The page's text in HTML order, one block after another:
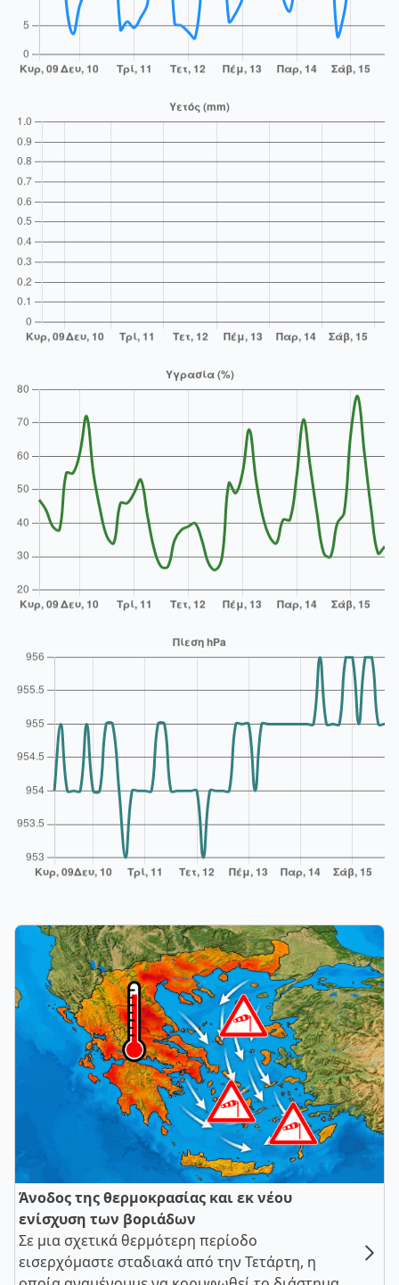
Άνοδος της θερμοκρασίας και εκ νέου
ενίσχυση των βοριάδων
Σε μια σχετικά θερμότερη περίοδο
εισερχόμαστε σταδιακά από την Τετάρτη, η